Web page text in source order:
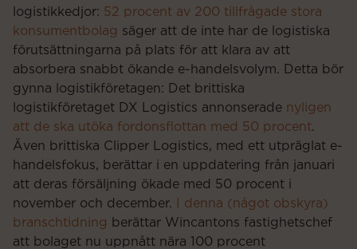
logistikkedjor: 52 procent av 200 tillfrågade stora
konsumentbolag säger att de inte har de logistiska
förutsättningarna på plats för att klara av att
absorbera snabbt ökande e-handelsvolym. Detta bör
gynna logistikföretagen: Det brittiska
logistikföretaget DX Logistics annonserade nyligen
att de ska utöka fordonsflottan med 50 procent.
Även brittiska Clipper Logistics, med ett utpräglat e-
handelsfokus, berättar i en uppdatering från januari
att deras försäljning ökade med 50 procent i
november och december.
I denna (något obskyra)
branschtidning berättar Wincantons fastighetschef
att bolaget nu uppnått nära 100 procent